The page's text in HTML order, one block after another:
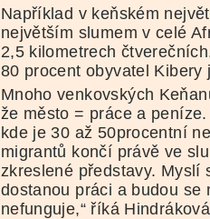
Například v keňském
největším slumem v celé
2,5 kilometrech
80 procent obyvatel Kibery
Mnoho venkovských
že město = práce a
kde je 30 až 50procentní
migrantů končí právě ve
zkreslené představy. Myslí
dostanou práci a budou se
nefunguje,“ říká